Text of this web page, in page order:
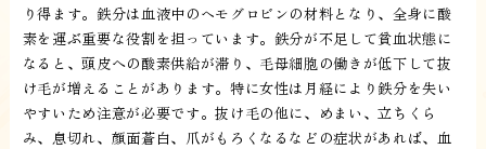
り得ます。鉄分は血液中のヘモグロビンの材料となり、全身に酸
素を運ぶ重要な役割を担っています。鉄分が不足して貧血状態に
なると、頭皮への酸素供給が滞り、毛母細胞の働きが低下して抜
け毛が増えることがあります。特に女性は月経により鉄分を失い
やすいため注意が必要です。抜け毛の他に、めまい、立ちくら
み、息切れ、顔面蒼白、爪がもろくなるなどの症状があれば、血